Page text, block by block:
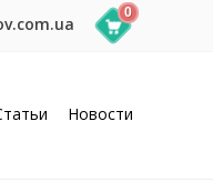
0
Новости